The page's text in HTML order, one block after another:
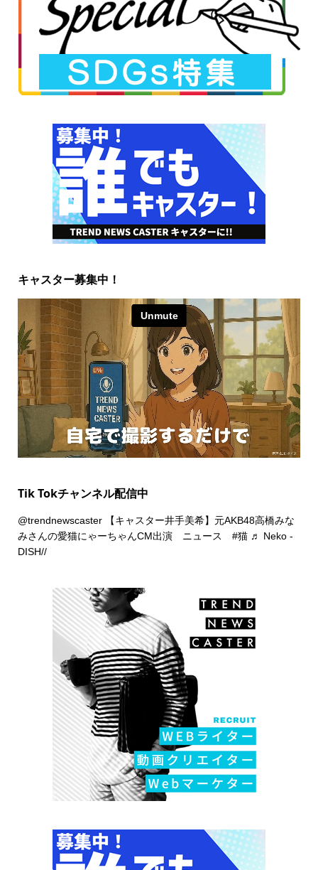
キャスター募集中！
Tik Tokチャンネル配信中
@trendnewscaster【キャスター井手美希】元AKB48高橋みな
みさんの愛猫にゃーちゃんCM出演 ニュース #猫 ♬ Neko -
DISH//